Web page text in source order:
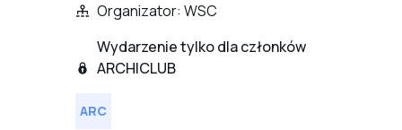
Organizator: WSC
Wydarzenie tylko dla członków
ARCHICLUB
ARC